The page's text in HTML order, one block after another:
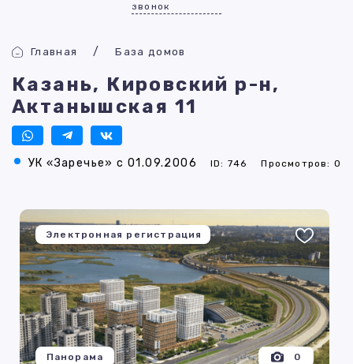
звонок
Главная База домов
Казань, Кировский р-н,
Актанышская 11
УК «Заречье» с 01.09.2006 ID: 746 Просмотров: 0
Электронная регистрация
0
Панорама